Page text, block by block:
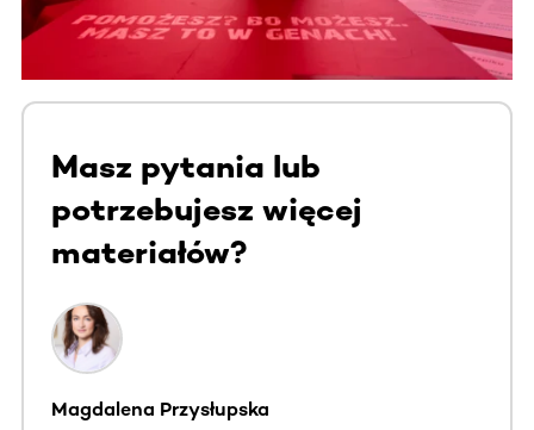
Masz pytania lub
potrzebujesz więcej
materiałów?
Magdalena Przysłupska